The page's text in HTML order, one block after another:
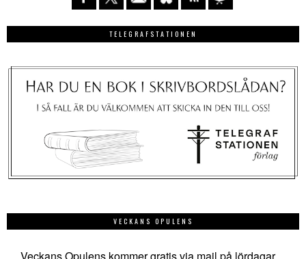
TELEGRAFSTATIONEN
VECKANS OPULENS